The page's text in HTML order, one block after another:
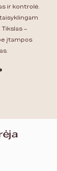
ir kontrolė.
–
įtampos